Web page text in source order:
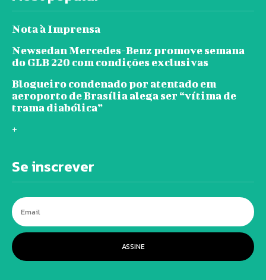
Nota à Imprensa
Newsedan Mercedes-Benz promove semana
do GLB 220 com condições exclusivas
Blogueiro condenado por atentado em
aeroporto de Brasília alega ser “vítima de
trama diabólica”
+
Se inscrever
ASSINE